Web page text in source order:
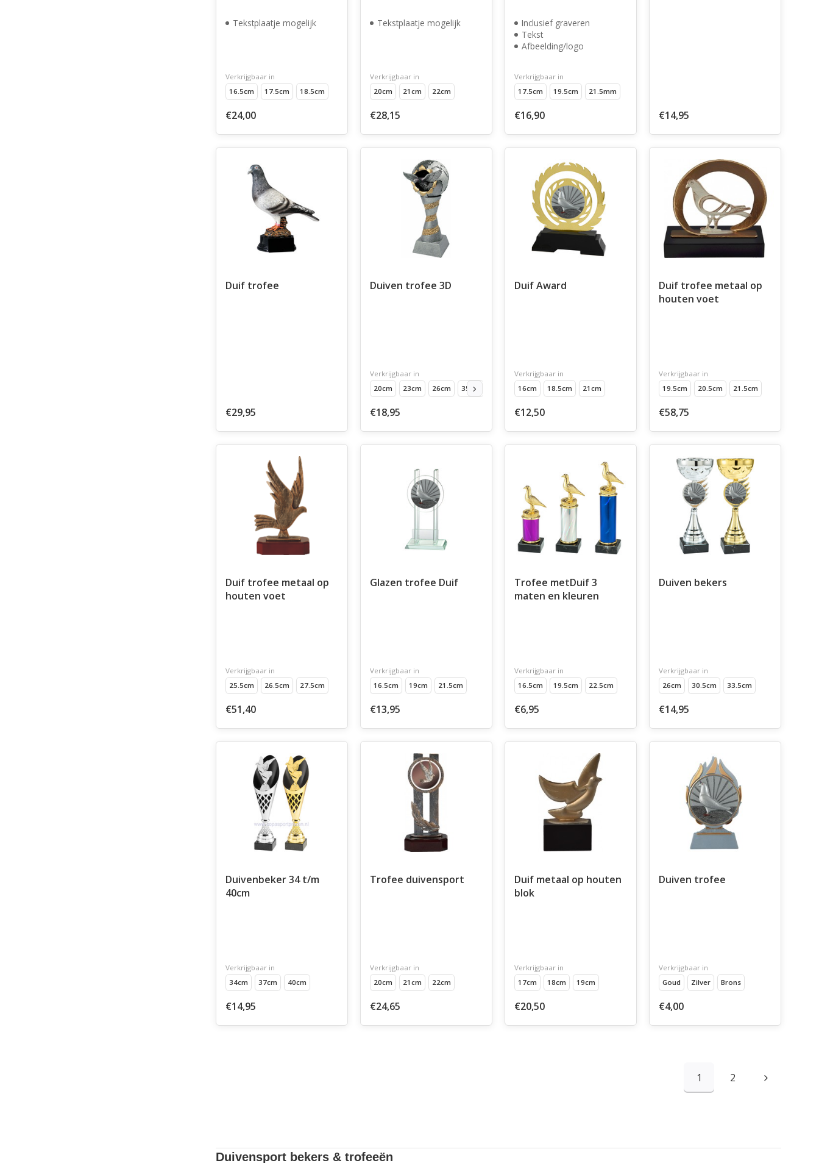
Tekstplaatje mogelijk
Verkrijgbaar in
16.5cm
17.5cm 18.5cm
€24,00
Tekstplaatje mogelijk
Verkrijgbaar in
20cm
21cm 22cm
€28,15
Inclusief graveren
Tekst
Afbeelding/logo
Verkrijgbaar in
17.5cm
19.5cm 21.5mm
€16,90 €14,95
Duif trofee
€29,95
Duiven trofee 3D
Verkrijgbaar in
20cm
23cm 26cm 35cm
€18,95
Duif Award
Verkrijgbaar in
16cm
18.5cm 21cm
€12,50
Duif trofee metaal op
houten voet
Verkrijgbaar in
19.5cm
20.5cm 21.5cm
€58,75
Duif trofee metaal op
houten voet
Verkrijgbaar in
25.5cm
26.5cm 27.5cm
€51,40
Glazen trofee Duif
Verkrijgbaar in
16.5cm
19cm 21.5cm
€13,95
Trofee metDuif 3
maten en kleuren
Verkrijgbaar in
16.5cm
19.5cm 22.5cm
€6,95
Duiven bekers
Verkrijgbaar in
26cm
30.5cm 33.5cm
€14,95
Duivenbeker 34 t/m
40cm
Verkrijgbaar in
34cm
37cm 40cm
€14,95
Trofee duivensport
Verkrijgbaar in
20cm
21cm 22cm
€24,65
Duif metaal op houten
blok
Verkrijgbaar in
17cm
18cm 19cm
€20,50
Duiven trofee
Verkrijgbaar in
Goud
Zilver Brons
€4,00
1 2
Duivensport bekers & trofeeën